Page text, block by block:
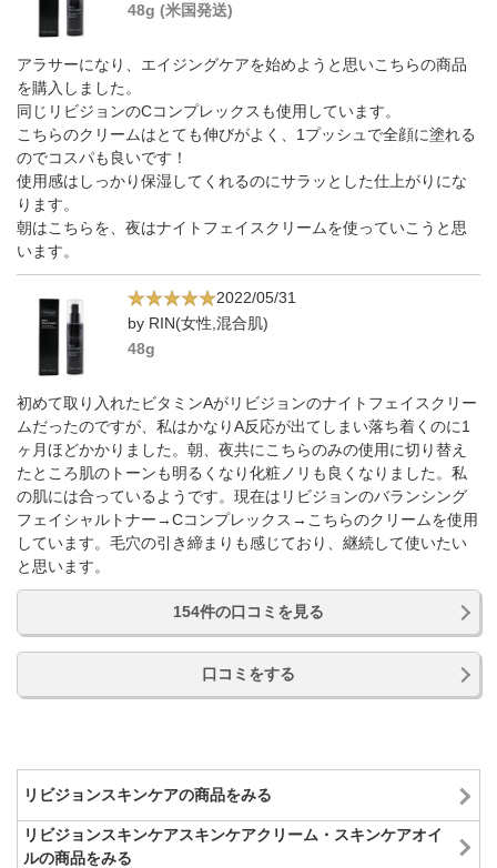
48g (米国発送)
アラサーになり、エイジングケアを始めようと思いこちらの商品
を購入しました。
同じリビジョンのCコンプレックスも使用しています。
こちらのクリームはとても伸びがよく、1プッシュで全顔に塗れる
のでコスパも良いです！
使用感はしっかり保湿してくれるのにサラッとした仕上がりにな
ります。
朝はこちらを、夜はナイトフェイスクリームを使っていこうと思
います。
2022/05/31
by RIN(女性,混合肌)
48g
初めて取り入れたビタミンAがリビジョンのナイトフェイスクリー
ムだったのですが、私はかなりA反応が出てしまい落ち着くのに1
ヶ月ほどかかりました。朝、夜共にこちらのみの使用に切り替え
たところ肌のトーンも明るくなり化粧ノリも良くなりました。私
の肌には合っているようです。現在はリビジョンのバランシング
フェイシャルトナー→Cコンプレックス→こちらのクリームを使用
しています。毛穴の引き締まりも感じており、継続して使いたい
と思います。
154件の口コミを見る
口コミをする
リビジョンスキンケアの商品をみる
リビジョンスキンケアスキンケアクリーム・スキンケアオイ
ルの商品をみる